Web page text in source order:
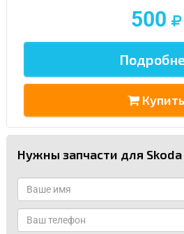
500
Купить
Нужны запчасти для